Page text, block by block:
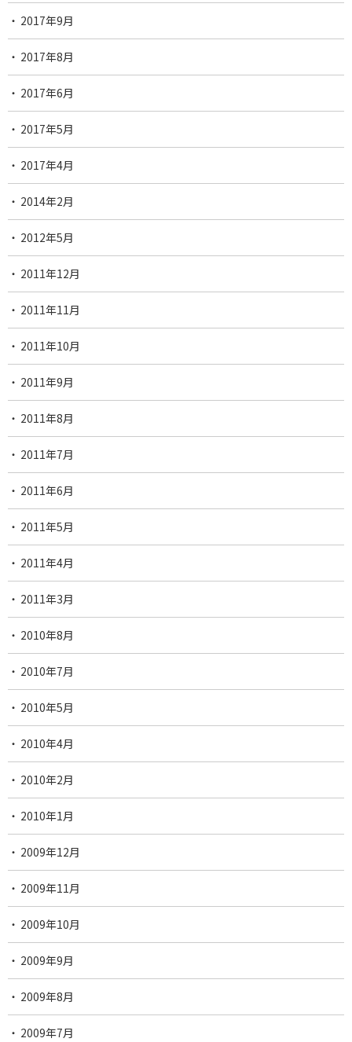
2017年9月
2017年8月
2017年6月
2017年5月
2017年4月
2014年2月
2012年5月
2011年12月
2011年11月
2011年10月
2011年9月
2011年8月
2011年7月
2011年6月
2011年5月
2011年4月
2011年3月
2010年8月
2010年7月
2010年5月
2010年4月
2010年2月
2010年1月
2009年12月
2009年11月
2009年10月
2009年9月
2009年8月
2009年7月